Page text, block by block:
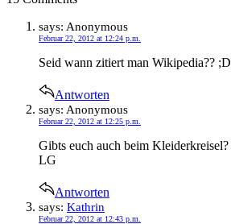
says: Anonymous
Februar 22, 2012 at 12:24 p.m.
Seid wann zitiert man Wikipedia?? ;D
Antworten
says: Anonymous
Februar 22, 2012 at 12:25 p.m.
Gibts euch auch beim Kleiderkreisel?
LG
Antworten
says: Kathrin
Februar 22, 2012 at 12:43 p.m.